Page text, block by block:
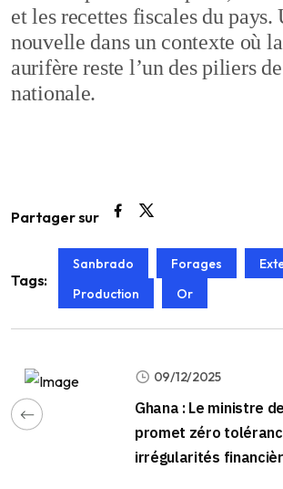
et les recettes fiscales du pays.
nouvelle dans un contexte où
aurifère reste l’un des piliers
nationale.
Partager sur
Tags:
Sanbrado Forages
Production
Or
09/12/2025
Ghana : Le ministre
promet zéro
irrégularités